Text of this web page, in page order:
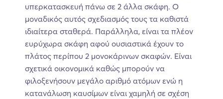
υπερκατασκευή πάνω σε 2 άλλα σκάφη. Ο
μοναδικός αυτός σχεδιασμός τους τα καθιστά
ιδιαίτερα σταθερά. Παράλληλα, είναι τα πλέον
ευρύχωρα σκάφη αφού ουσιαστικά έχουν το
πλάτος περίπου 2 μονοκάρινων σκαφών. Είναι
σχετικά οικονομικά καθώς μπορούν να
φιλοξενήσουν μεγάλο αριθμό ατόμων ενώ η
κατανάλωση καυσίμων είναι χαμηλή σε σχέση